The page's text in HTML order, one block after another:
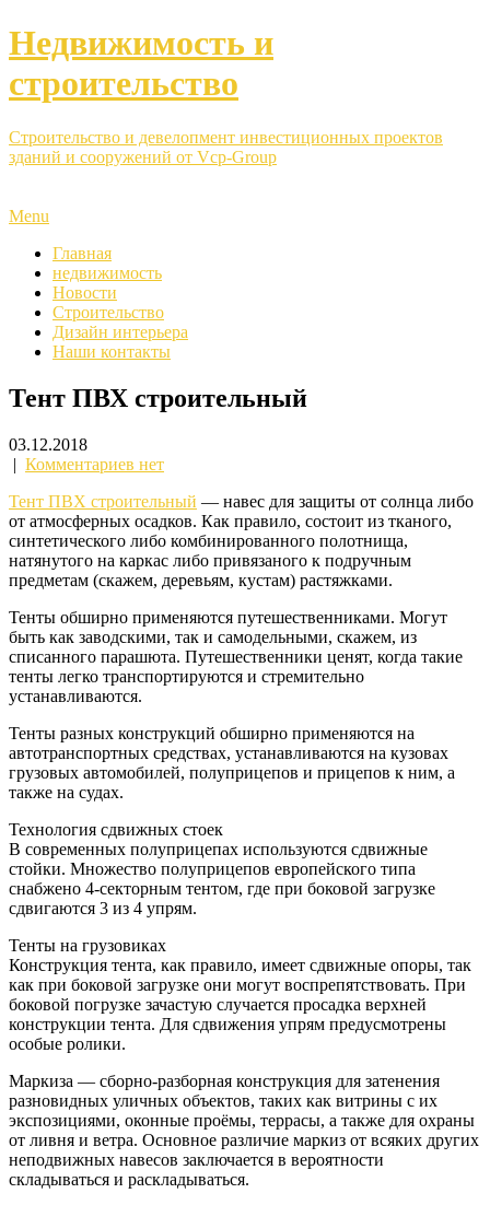
Недвижимость и
строительство
Строительство и девелопмент инвестиционных проектов
зданий и сооружений от Vcp-Group
Menu
Главная
недвижимость
Новости
Строительство
Дизайн интерьера
Наши контакты
Тент ПВХ строительный
03.12.2018
| Комментариев нет
Тент ПВХ строительный — навес для защиты от солнца либо
от атмосферных осадков. Как правило, состоит из тканого,
синтетического либо комбинированного полотнища,
натянутого на каркас либо привязаного к подручным
предметам (скажем, деревьям, кустам) растяжками.
Тенты обширно применяются путешественниками. Могут
быть как заводскими, так и самодельными, скажем, из
списанного парашюта. Путешественники ценят, когда такие
тенты легко транспортируются и стремительно
устанавливаются.
Тенты разных конструкций обширно применяются на
автотранспортных средствах, устанавливаются на кузовах
грузовых автомобилей, полуприцепов и прицепов к ним, а
также на судах.
Технология сдвижных стоек
В современных полуприцепах используются сдвижные
стойки. Множество полуприцепов европейского типа
снабжено 4-секторным тентом, где при боковой загрузке
сдвигаются 3 из 4 упрям.
Тенты на грузовиках
Конструкция тента, как правило, имеет сдвижные опоры, так
как при боковой загрузке они могут воспрепятствовать. При
боковой погрузке зачастую случается просадка верхней
конструкции тента. Для сдвижения упрям предусмотрены
особые ролики.
Маркиза — сборно-разборная конструкция для затенения
разновидных уличных объектов, таких как витрины с их
экспозициями, оконные проёмы, террасы, а также для охраны
от ливня и ветра. Основное различие маркиз от всяких других
неподвижных навесов заключается в вероятности
складываться и раскладываться.